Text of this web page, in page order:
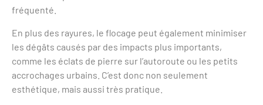
fréquenté.
En plus des rayures, le flocage peut également minimiser
les dégâts causés par des impacts plus importants,
comme les éclats de pierre sur l’autoroute ou les petits
accrochages urbains. C’est donc non seulement
esthétique, mais aussi très pratique.